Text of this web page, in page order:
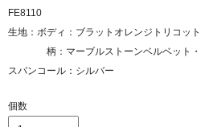
FE8110
生地：ボディ：ブラットオレンジトリコット
柄：マーブルストーンベルベット・
スパンコール：シルバー
個数